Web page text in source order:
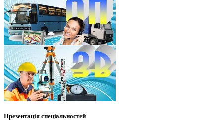
Презентація спеціальностей